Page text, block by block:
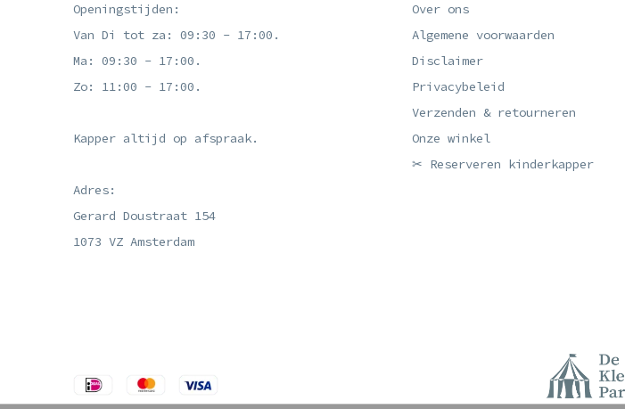
Openingstijden:
Van Di tot za: 09:30 - 17:00.
Ma: 09:30 - 17:00.
Zo: 11:00 - 17:00.
Kapper altijd op afspraak.
Adres:
Gerard Doustraat 154
1073 VZ Amsterdam
Over ons
Algemene voorwaarden
Disclaimer
Privacybeleid
Verzenden & retourneren
Onze winkel
✂ Reserveren kinderkapper